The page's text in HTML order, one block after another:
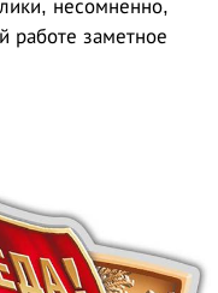
несомненно,
работе заметное